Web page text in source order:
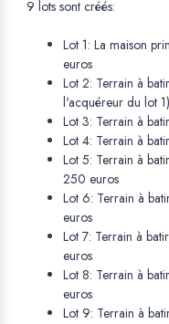
9 lots sont créés:
Lot 1: La maison
euros
Lot 2: Terrain à
l'acquéreur du lot 1)
Lot 3: Terrain à
Lot 4: Terrain à
Lot 5: Terrain à
250 euros
Lot 6: Terrain à
euros
Lot 7: Terrain à
euros
Lot 8: Terrain à
euros
Lot 9: Terrain à